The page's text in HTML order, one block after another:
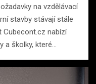
na vzdělávací
stavby stávají stále
Cubecont.cz nabízí
a školky, které…